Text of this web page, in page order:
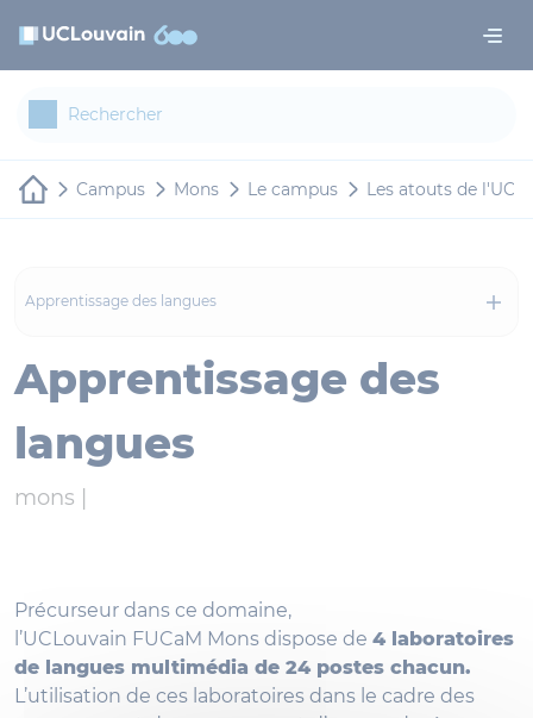
Campus Mons Le campus Les atouts de
Apprentissage des langues
Apprentissage des
langues
mons |
Précurseur dans ce domaine,
l’UCLouvain FUCaM Mons dispose de 4 laboratoires
de langues multimédia de 24 postes chacun.
L’utilisation de ces laboratoires dans le cadre des